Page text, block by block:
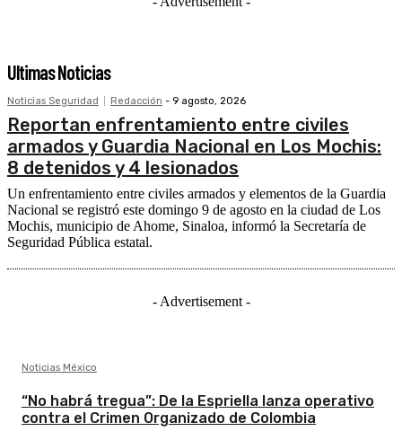
Ultimas Noticias
Noticias Seguridad Redacción - 9 agosto, 2026
Reportan enfrentamiento entre civiles
armados y Guardia Nacional en Los Mochis:
8 detenidos y 4 lesionados
Un enfrentamiento entre civiles armados y elementos de la Guardia
Nacional se registró este domingo 9 de agosto en la ciudad de Los
Mochis, municipio de Ahome, Sinaloa, informó la Secretaría de
Seguridad Pública estatal.
- Advertisement -
Noticias México
“No habrá tregua”: De la Espriella lanza operativo
contra el Crimen Organizado de Colombia